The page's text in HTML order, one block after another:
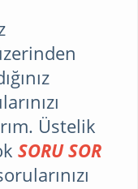
Üstelik
SORU SOR